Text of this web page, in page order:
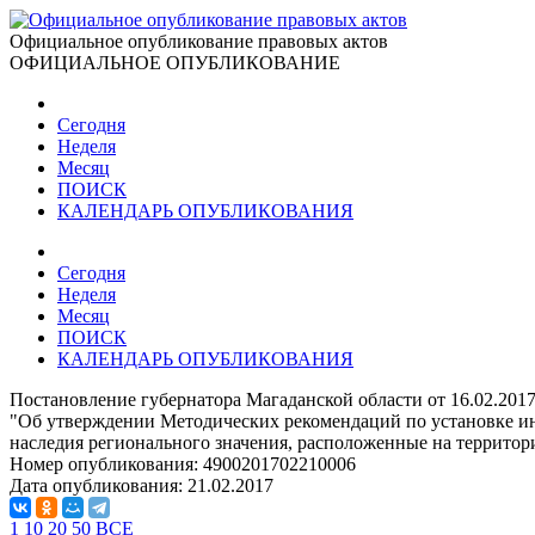
Официальное опубликование правовых актов
ОФИЦИАЛЬНОЕ ОПУБЛИКОВАНИЕ
Сегодня
Неделя
Месяц
ПОИСК
КАЛЕНДАРЬ ОПУБЛИКОВАНИЯ
Сегодня
Неделя
Месяц
ПОИСК
КАЛЕНДАРЬ ОПУБЛИКОВАНИЯ
Постановление губернатора Магаданской области от
"Об утверждении Методических рекомендаций по установке
наследия регионального значения, расположенные на
Номер опубликования: 4900201702210006
Дата опубликования: 21.02.2017
1 10 20 50 ВСЕ